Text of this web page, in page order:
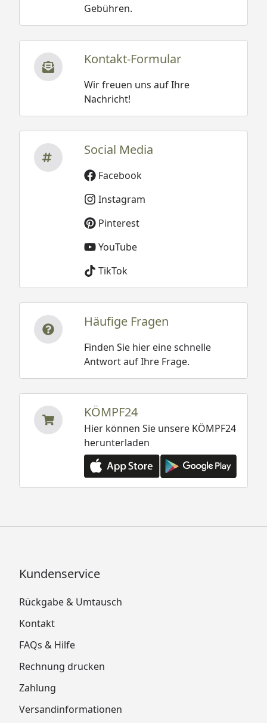
Gebühren.
Kontakt-Formular
Wir freuen uns auf Ihre
Nachricht!
Social Media
Facebook
Instagram
Pinterest
YouTube
TikTok
Häufige Fragen
Finden Sie hier eine schnelle
Antwort auf Ihre Frage.
KÖMPF24
Hier können Sie unsere KÖMPF24
herunterladen
Kundenservice
Rückgabe & Umtausch
Kontakt
FAQs & Hilfe
Rechnung drucken
Zahlung
Versandinformationen